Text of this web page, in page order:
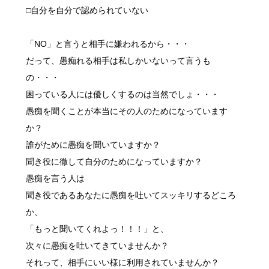
□自分を自分で認められていない
「NO」と言うと相手に嫌われるから・・・
だって、愚痴れる相手は私しかいないって言うも
の・・・
困っている人には優しくするのは当然でしょ・・・
愚痴を聞くことが本当にその人のためになっています
か？
誰がために愚痴を聞いていますか？
聞き役に徹して自分のためになっていますか？
愚痴を言う人は
聞き役であるあなたに愚痴を吐いてスッキリするどころ
か、
「もっと聞いてくれよっ！！！」と、
次々に愚痴を吐いてきていませんか？
それって、相手にいい様に利用されていませんか？